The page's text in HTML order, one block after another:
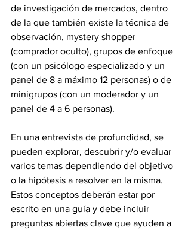
de investigación de mercados, dentro
de la que también existe la técnica de
observación, mystery shopper
(comprador oculto), grupos de enfoque
(con un psicólogo especializado y un
panel de 8 a máximo 12 personas) o de
minigrupos (con un moderador y un
panel de 4 a 6 personas).
En una entrevista de profundidad, se
pueden explorar, descubrir y/o evaluar
varios temas dependiendo del objetivo
o la hipótesis a resolver en la misma.
Estos conceptos deberán estar por
escrito en una guía y debe incluir
preguntas abiertas clave que ayuden a